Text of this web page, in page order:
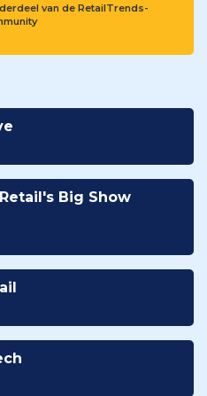
van de RetailTrends-
Big Show